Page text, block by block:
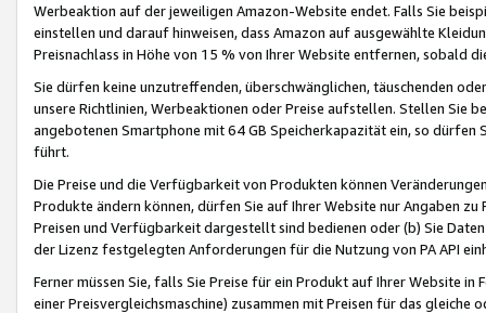
Werbeaktion auf der jeweiligen Amazon-Website endet. Falls Sie
einstellen und darauf hinweisen, dass Amazon auf ausgewählte
Preisnachlass in Höhe von 15 % von Ihrer Website entfernen, sobald
Sie dürfen keine unzutreffenden, überschwänglichen, täuschenden
unsere Richtlinien, Werbeaktionen oder Preise aufstellen. Stellen Sie
angebotenen Smartphone mit 64 GB Speicherkapazität ein, so dürfen
führt.
Die Preise und die Verfügbarkeit von Produkten können
Produkte ändern können, dürfen Sie auf Ihrer Website nur Angaben
Preisen und Verfügbarkeit dargestellt sind bedienen oder (b) Sie
der Lizenz festgelegten Anforderungen für die Nutzung von PA API
Ferner müssen Sie, falls Sie Preise für ein Produkt auf Ihrer Website
einer Preisvergleichsmaschine) zusammen mit Preisen für das